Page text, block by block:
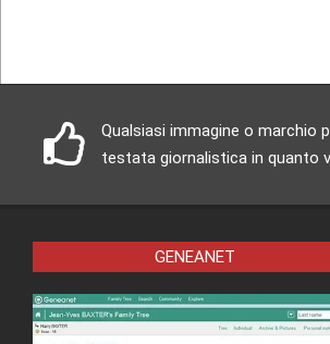
Qualsiasi immagine o
testata giornalistica in quanto
GENEANET